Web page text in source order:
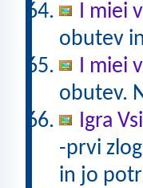
I miei
obutev
I miei
obutev.
Igra
-prvi
in jo